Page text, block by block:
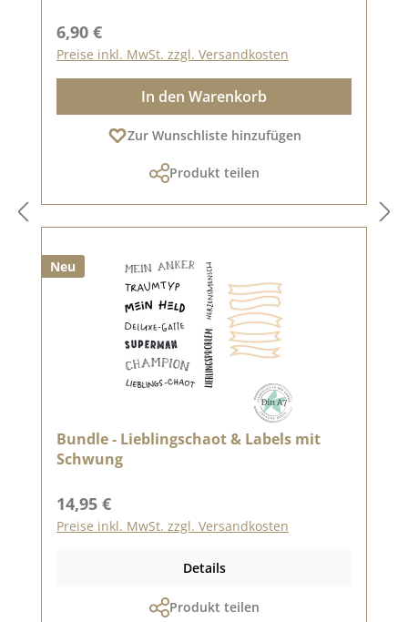
Regulärer Preis:
6,90 €
Preise inkl. MwSt. zzgl. Versandkosten
In den Warenkorb
Zur Wunschliste hinzufügen
Produkt teilen
Neu
Bundle - Lieblingschaot & Labels mit
Schwung
Regulärer Preis:
14,95 €
Preise inkl. MwSt. zzgl. Versandkosten
Details
Produkt teilen